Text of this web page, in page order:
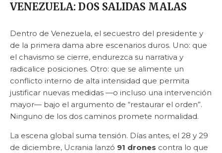
VENEZUELA: DOS SALIDAS MALAS
Dentro de Venezuela, el secuestro del presidente y
de la primera dama abre escenarios duros. Uno: que
el chavismo se cierre, endurezca su narrativa y
radicalice posiciones. Otro: que se alimente un
conflicto interno de alta intensidad que permita
justificar nuevas medidas —o incluso una intervención
mayor— bajo el argumento de “restaurar el orden”.
Ninguno de los dos caminos promete normalidad.
La escena global suma tensión. Días antes, el 28 y 29
de diciembre, Ucrania lanzó 91 drones contra lo que